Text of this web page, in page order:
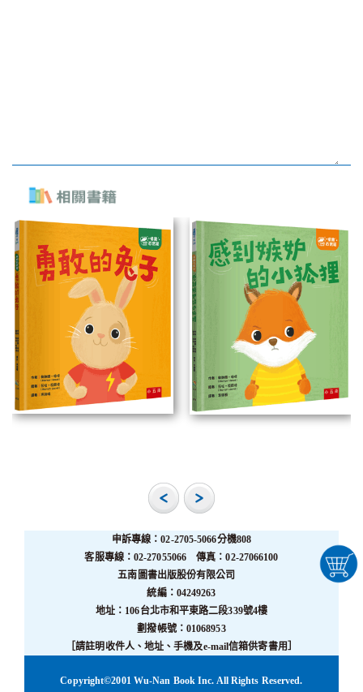
申訴專線：02-2705-5066分機808
客服專線：02-27055066 傳真：02-27066100
五南圖書出版股份有限公司
統編：04249263
地址：106台北市和平東路二段339號4樓
劃撥帳號：01068953
［請註明收件人、地址、手機及e-mail信箱供寄書用］
Copyright©2001 Wu-Nan Book Inc. All Rights Reserved.